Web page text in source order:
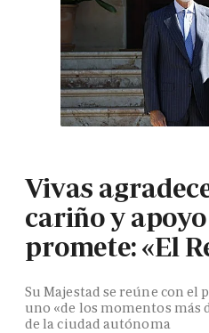
Vivas
cariño y
promete: «El
Su Majestad se reúne con el
uno «de los momentos
de la ciudad autónoma